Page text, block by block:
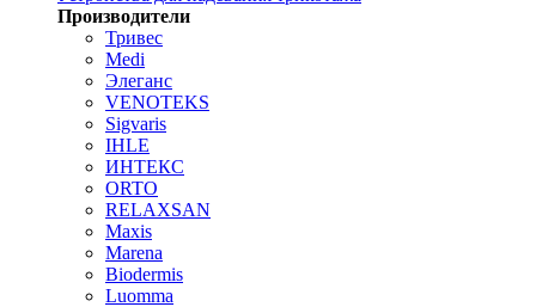
Производители
Тривес
Medi
Элеганс
VENOTEKS
Sigvaris
IHLE
ИНТЕКС
ORTO
RELAXSAN
Maxis
Marena
Biodermis
Luomma